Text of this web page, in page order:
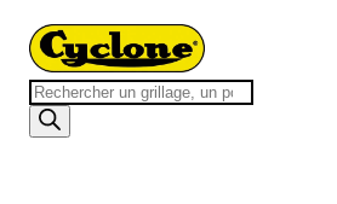
Recherche
de
produits